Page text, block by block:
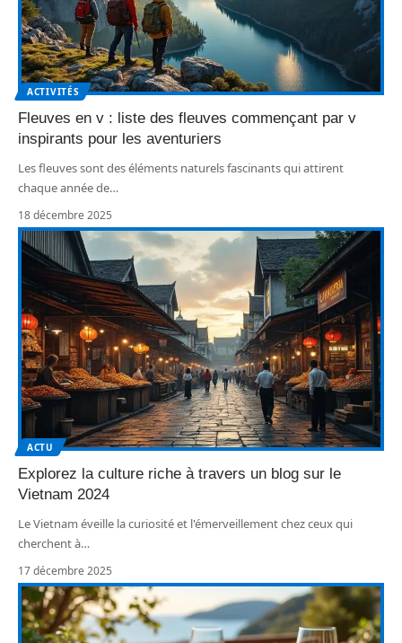
ACTIVITÉS
Fleuves en v : liste des fleuves commençant par v
inspirants pour les aventuriers
Les fleuves sont des éléments naturels fascinants qui attirent
chaque année de…
18 décembre 2025
ACTU
Explorez la culture riche à travers un blog sur le
Vietnam 2024
Le Vietnam éveille la curiosité et l'émerveillement chez ceux qui
cherchent à…
17 décembre 2025